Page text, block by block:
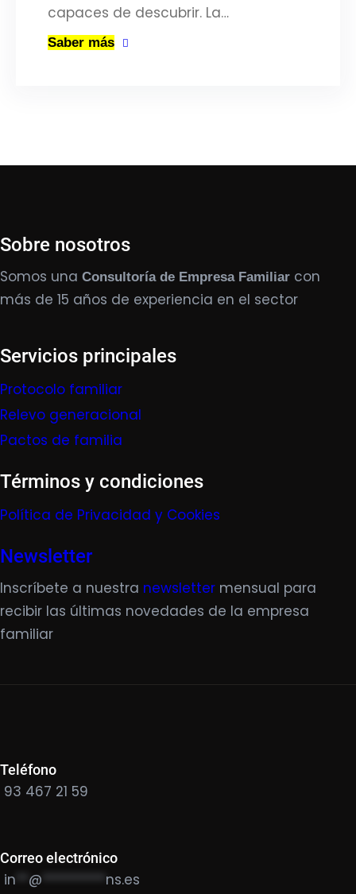
capaces de descubrir. La…
Saber más
Sobre nosotros
Somos una Consultoría de Empresa Familiar con
más de 15 años de experiencia en el sector
Servicios principales
Protocolo familiar
Relevo generacional
Pactos de familia
Términos y condiciones
Política de Privacidad y Cookies
Newsletter
Inscríbete a nuestra newsletter mensual para
recibir las últimas novedades de la empresa
familiar
Teléfono
93 467 21 59
Correo electrónico
in @ ********** ns.es